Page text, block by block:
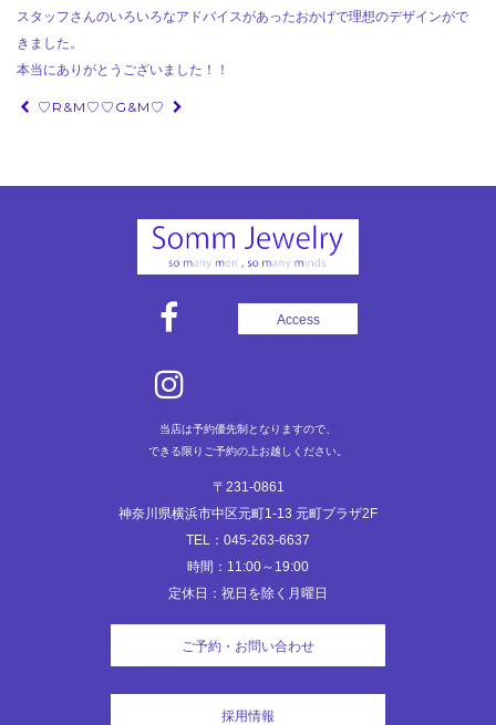
スタッフさんのいろいろなアドバイスがあったおかげで理想のデザインがで
きました。
本当にありがとうございました！！
投♡R&M♡ ♡G&M♡
Access
当店は予約優先制となりますので、
できる限りご予約の上お越しください。
〒231-0861
神奈川県横浜市中区元町1-13 元町プラザ2F
TEL：045-263-6637
時間：11:00～19:00
定休日：祝日を除く月曜日
ご予約・お問い合わせ
採用情報